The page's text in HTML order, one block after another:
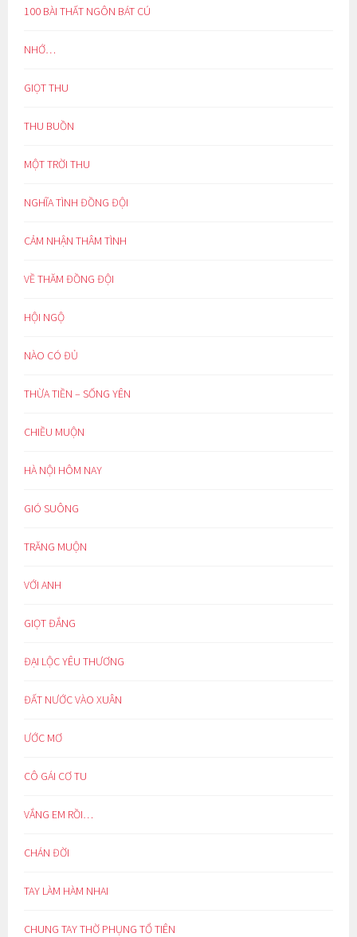
100 BÀI THẤT NGÔN BÁT CÚ
NHỚ…
GIỌT THU
THU BUỒN
MỘT TRỜI THU
NGHĨA TÌNH ĐỒNG ĐỘI
CẢM NHẬN THÂM TÌNH
VỀ THĂM ĐỒNG ĐỘI
HỘI NGỘ
NÀO CÓ ĐỦ
THỪA TIỀN – SỐNG YÊN
CHIỀU MUỘN
HÀ NỘI HÔM NAY
GIÓ SUÔNG
TRĂNG MUỘN
VỚI ANH
GIỌT ĐẮNG
ĐẠI LỘC YÊU THƯƠNG
ĐẤT NƯỚC VÀO XUÂN
ƯỚC MƠ
CÔ GÁI CƠ TU
VẮNG EM RỒI…
CHÁN ĐỜI
TAY LÀM HÀM NHAI
CHUNG TAY THỜ PHỤNG TỔ TIÊN